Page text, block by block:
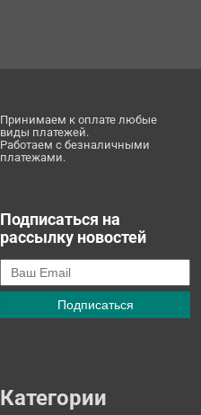
Принимаем к оплате любые
виды платежей.
Работаем с безналичными
платежами.
Подписаться на
рассылку новостей
Категории